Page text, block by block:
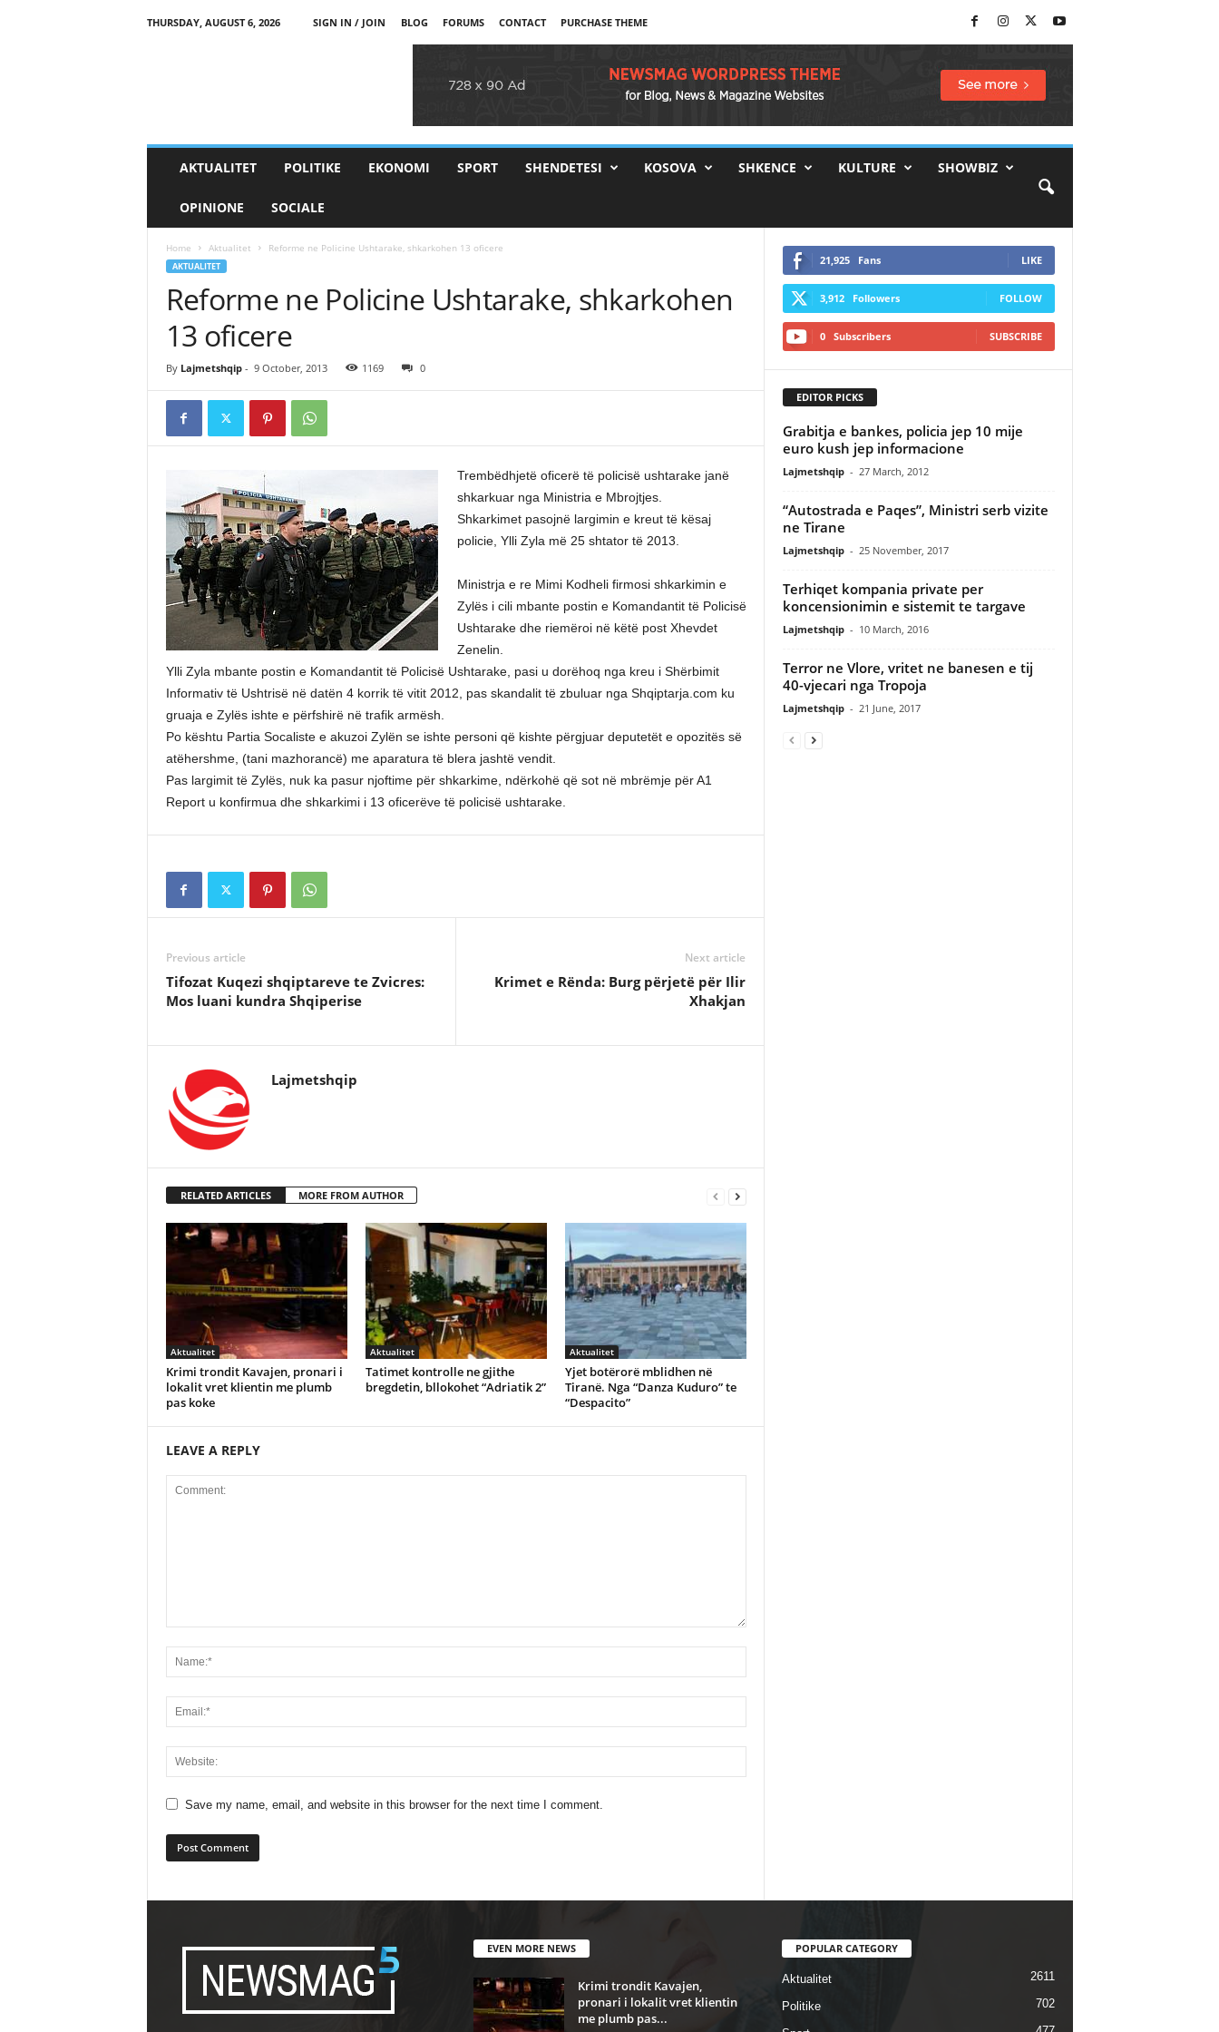
THURSDAY, AUGUST 6, 2026 SIGN IN / JOIN BLOG FORUMS CONTACT PURCHASE THEME
AKTUALITET POLITIKE EKONOMI SPORT SHENDETESI KOSOVA SHKENCE KULTURE SHOWBIZ
OPINIONE SOCIALE
Home Aktualitet Reforme ne Policine Ushtarake, shkarkohen 13 oficere
AKTUALITET
Reforme ne Policine Ushtarake, shkarkohen
13 oficere
By Lajmetshqip- 9 October, 2013 1169 0
Trembëdhjetë oficerë të policisë ushtarake janë
shkarkuar nga Ministria e Mbrojtjes.
Shkarkimet pasojnë largimin e kreut të kësaj
policie, Ylli Zyla më 25 shtator të 2013.
Ministrja e re Mimi Kodheli firmosi shkarkimin e
Zylës i cili mbante postin e Komandantit të Policisë
Ushtarake dhe riemëroi në këtë post Xhevdet
Zenelin.
Ylli Zyla mbante postin e Komandantit të Policisë Ushtarake, pasi u dorëhoq nga kreu i Shërbimit
Informativ të Ushtrisë në datën 4 korrik të vitit 2012, pas skandalit të zbuluar nga Shqiptarja.com ku
gruaja e Zylës ishte e përfshirë në trafik armësh.
Po kështu Partia Socaliste e akuzoi Zylën se ishte personi që kishte përgjuar deputetët e opozitës së
atëhershme, (tani mazhorancë) me aparatura të blera jashtë vendit.
Pas largimit të Zylës, nuk ka pasur njoftime për shkarkime, ndërkohë që sot në mbrëmje për A1
Report u konfirmua dhe shkarkimi i 13 oficerëve të policisë ushtarake.
Previous article
Tifozat Kuqezi shqiptareve te Zvicres:
Mos luani kundra Shqiperise
Next article
Krimet e Rënda: Burg përjetë për Ilir
Xhakjan
Lajmetshqip
RELATED ARTICLES MORE FROM AUTHOR
Aktualitet
Krimi trondit Kavajen, pronari i
lokalit vret klientin me plumb
pas koke
Aktualitet
Tatimet kontrolle ne gjithe
bregdetin, bllokohet “Adriatik 2”
Aktualitet
Yjet botërorë mblidhen në
Tiranë. Nga “Danza Kuduro” te
“Despacito”
LEAVE A REPLY
Save my name, email, and website in this browser for the next time I comment.
21,925 Fans LIKE
3,912 Followers FOLLOW
0 Subscribers SUBSCRIBE
EDITOR PICKS
Grabitja e bankes, policia jep 10 mije
euro kush jep informacione
Lajmetshqip - 27 March, 2012
“Autostrada e Paqes”, Ministri serb vizite
ne Tirane
Lajmetshqip - 25 November, 2017
Terhiqet kompania private per
koncensionimin e sistemit te targave
Lajmetshqip - 10 March, 2016
Terror ne Vlore, vritet ne banesen e tij
40-vjecari nga Tropoja
Lajmetshqip - 21 June, 2017
EVEN MORE NEWS
Krimi trondit Kavajen,
pronari i lokalit vret klientin
me plumb pas...
POPULAR CATEGORY
Aktualitet 2611
Politike 702